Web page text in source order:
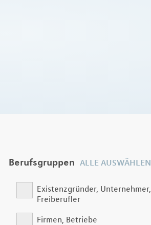
Berufsgruppen ALLE AUSWÄHLEN
Existenzgründer, Unternehmer,
Freiberufler
Firmen, Betriebe